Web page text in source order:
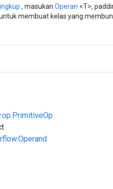
lingkup , masukan Operan <T>,
membuat kelas yang